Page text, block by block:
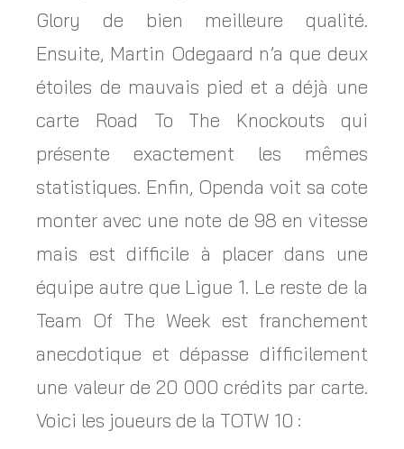
Glory de bien meilleure qualité.
Ensuite, Martin Odegaard n’a que deux
étoiles de mauvais pied et a déjà une
carte Road To The Knockouts qui
présente exactement les mêmes
statistiques. Enfin, Openda voit sa cote
monter avec une note de 98 en vitesse
mais est difficile à placer dans une
équipe autre que Ligue 1. Le reste de la
Team Of The Week est franchement
anecdotique et dépasse difficilement
une valeur de 20 000 crédits par carte.
Voici les joueurs de la TOTW 10 :